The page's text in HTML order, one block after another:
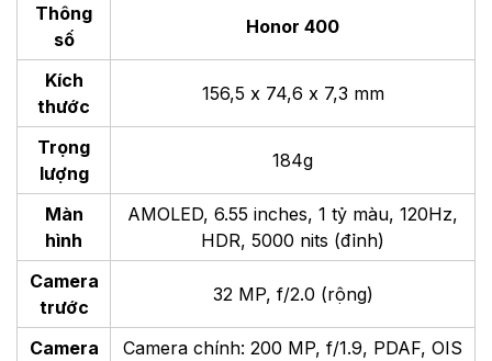
Thông
số
Honor 400
Kích
thước
156,5 x 74,6 x 7,3 mm
Trọng
lượng
184g
Màn
hình
AMOLED, 6.55 inches, 1 tỷ màu, 120Hz,
HDR, 5000 nits (đỉnh)
Camera
trước
32 MP, f/2.0 (rộng)
Camera Camera chính: 200 MP, f/1.9, PDAF, OIS